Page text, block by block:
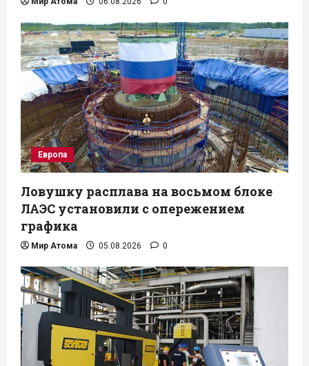
Европа
Ловушку расплава на восьмом блоке
ЛАЭС установили с опережением
графика
Мир Атома 05.08.2026 0